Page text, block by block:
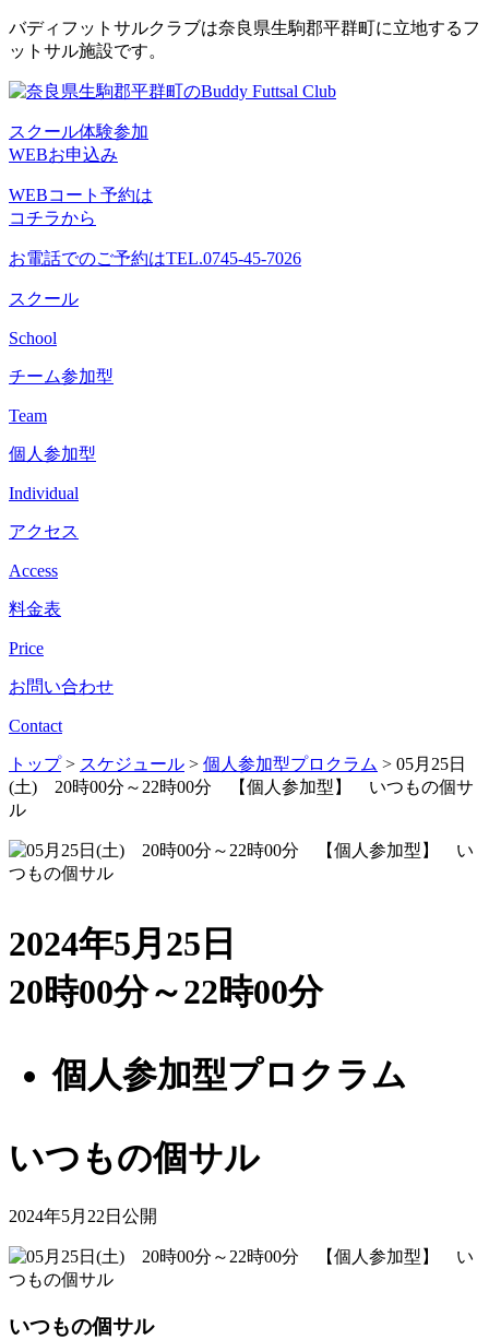
コ
ン
ン
へ
ス
キ
ッ
バディフットサルクラブは奈良県生駒郡平群町に立地するフ
ットサル施設です。
スクール体験参加
WEBお申込み
WEBコート予約は
コチラから
お電話でのご予約はTEL.0745-45-7026
スクール
School
チーム参加型
Team
個人参加型
Individual
アクセス
Access
料金表
Price
お問い合わせ
Contact
トップ> スケジュール > 個人参加型プロクラム > 05月25日
(土) 20時00分～22時00分 【個人参加型】 いつもの個サ
ル
2024年5月25日
20時00分～22時00分
個人参加型プロクラム
いつもの個サル
2024年5月22日公開
いつもの個サル